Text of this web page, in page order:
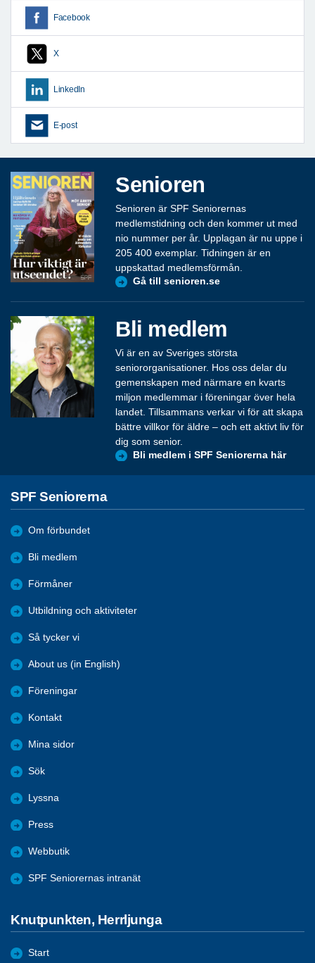
Facebook
X
LinkedIn
E-post
Senioren
Senioren är SPF Seniorernas
medlemstidning och den kommer ut med
nio nummer per år. Upplagan är nu uppe i
205 400 exemplar. Tidningen är en
uppskattad medlemsförmån.
Gå till senioren.se
Bli medlem
Vi är en av Sveriges största
seniororganisationer. Hos oss delar du
gemenskapen med närmare en kvarts
miljon medlemmar i föreningar över hela
landet. Tillsammans verkar vi för att skapa
bättre villkor för äldre – och ett aktivt liv för
dig som senior.
Bli medlem i SPF Seniorerna här
SPF Seniorerna
Om förbundet
Bli medlem
Förmåner
Utbildning och aktiviteter
Så tycker vi
About us (in English)
Föreningar
Kontakt
Mina sidor
Sök
Lyssna
Press
Webbutik
SPF Seniorernas intranät
Knutpunkten, Herrljunga
Start